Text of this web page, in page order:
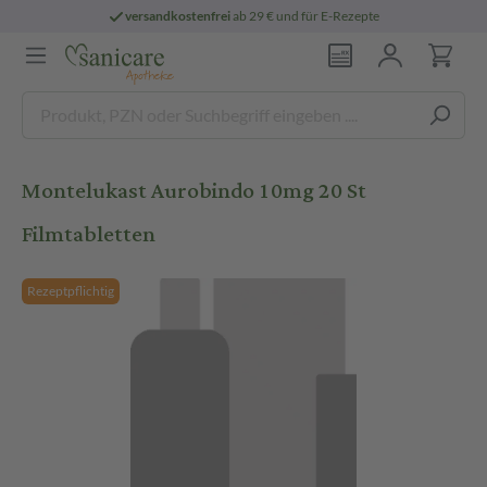
versandkostenfreiab 29 € und für E-Rezepte
Montelukast Aurobindo 10mg 20 St
Filmtabletten
Rezeptpflichtig